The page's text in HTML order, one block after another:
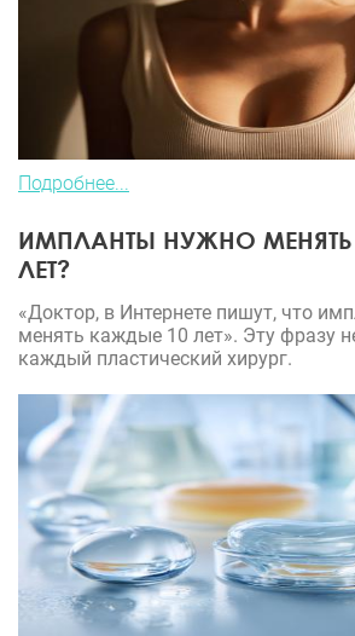
Подробнее...
ИМПЛАНТЫ НУЖНО
ЛЕТ?
«Доктор, в Интернете пишут, что
менять каждые 10 лет». Эту фразу
каждый пластический хирург.